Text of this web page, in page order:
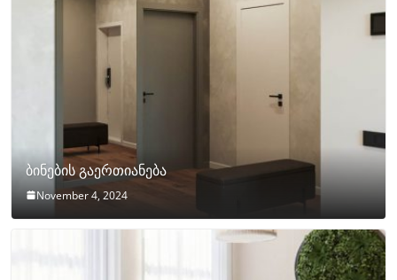
ბინების გაერთიანება
November 4, 2024